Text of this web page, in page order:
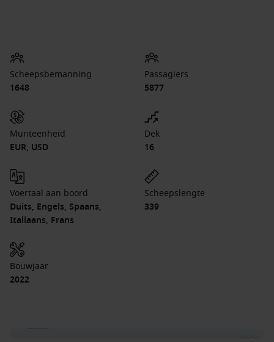
Scheepsbemanning
1648
Passagiers
5877
Munteenheid
EUR, USD
Dek
16
Voertaal aan boord
Duits, Engels, Spaans,
Italiaans, Frans
Scheepslengte
339
Bouwjaar
2022